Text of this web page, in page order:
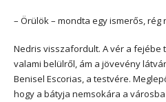
– Örülök – mondta egy ismerős, rég
Nedris visszafordult. A vér a fejébe
valami belülről, ám a jövevény
Benisel Escorias, a testvére.
hogy a bátyja nemsokára a